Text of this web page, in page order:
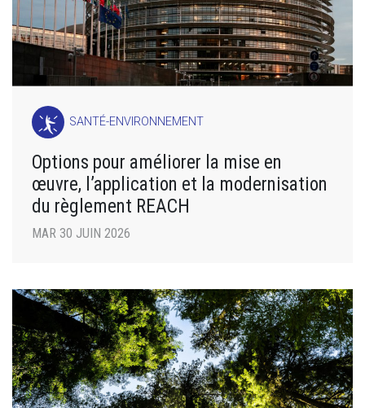
SANTÉ-ENVIRONNEMENT
Options pour améliorer la mise en
œuvre, l’application et la modernisation
du règlement REACH
MAR 30 JUIN 2026